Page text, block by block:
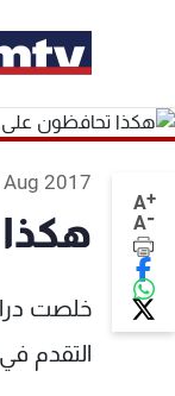
A+
A-
2017
خلصت
التقدم